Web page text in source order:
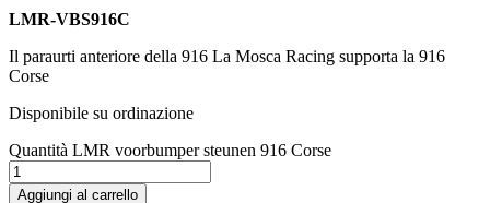
LMR-VBS916C
Il paraurti anteriore della 916 La Mosca Racing supporta la 916
Corse
Disponibile su ordinazione
Quantità LMR voorbumper steunen 916 Corse
Aggiungi al carrello